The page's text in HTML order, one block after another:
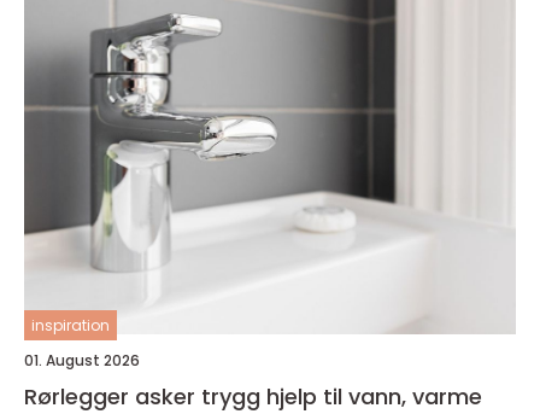
inspiration
01. August 2026
Rørlegger asker trygg hjelp til vann, varme